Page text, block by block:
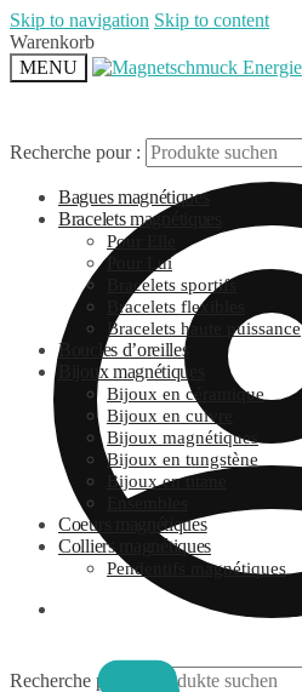
Skip to navigation Skip to content
Warenkorb
MENU
Recherche pour :
Recherche pour :
Bagues magnétiques
Bracelets magnétiques
Pour Elle
Pour Lui
Bracelets sportifs
Bracelets flexibles
Bracelets haute puissance
Boucles d’oreilles
Bijoux magnétiques
Bijoux en céramique
Bijoux en cuivre
Bijoux magnétiques
Bijoux en tungstène
Bijoux en titane
Ensembles
Coeurs magnétiques
Colliers magnétiques
Pendentifs magnétiques